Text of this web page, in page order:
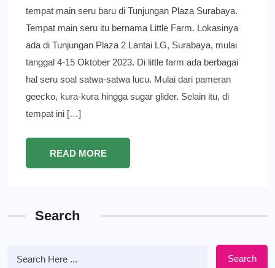
tempat main seru baru di Tunjungan Plaza Surabaya.
Tempat main seru itu bernama Little Farm. Lokasinya
ada di Tunjungan Plaza 2 Lantai LG, Surabaya, mulai
tanggal 4-15 Oktober 2023. Di little farm ada berbagai
hal seru soal satwa-satwa lucu. Mulai dari pameran
geecko, kura-kura hingga sugar glider. Selain itu, di
tempat ini […]
READ MORE
Search
Search